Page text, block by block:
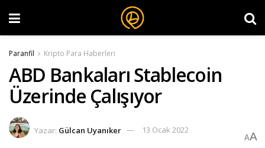
Paranfil Kripto Para Haberleri
ABD Bankaları Stablecoin
Üzerinde Çalışıyor
Yazar: Gülcan Uyanıker 13 Ocak 2022
AA